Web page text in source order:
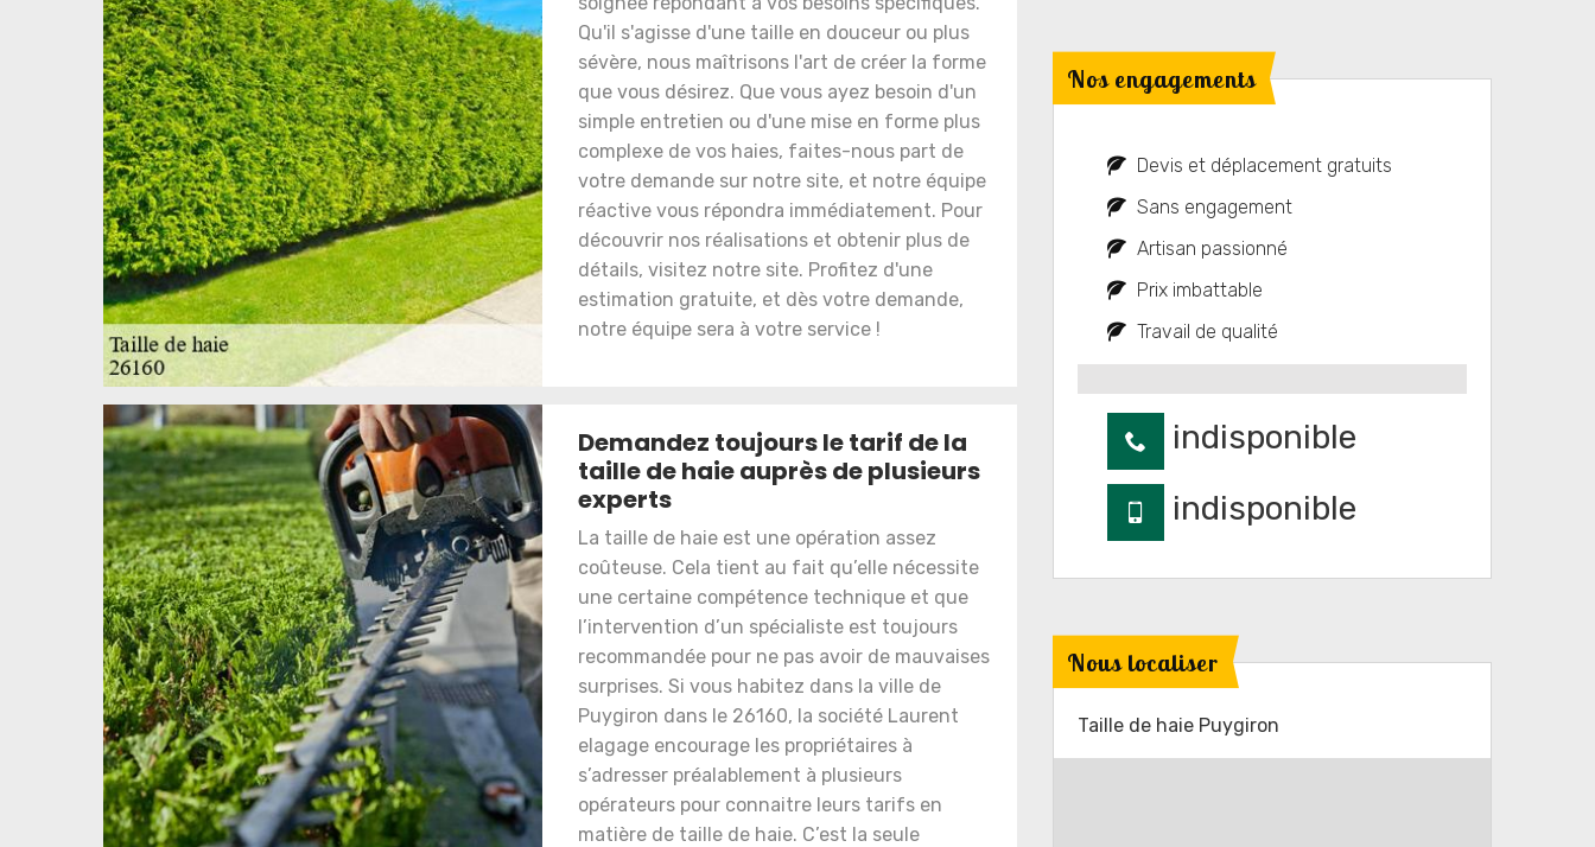
Qu'il s'agisse d'une taille en douceur ou plus
sévère, nous maîtrisons l'art de créer la forme
que vous désirez. Que vous ayez besoin d'un
simple entretien ou d'une mise en forme plus
complexe de vos haies, faites-nous part de
votre demande sur notre site, et notre équipe
réactive vous répondra immédiatement. Pour
découvrir nos réalisations et obtenir plus de
détails, visitez notre site. Profitez d'une
estimation gratuite, et dès votre demande,
notre équipe sera à votre service !
Demandez toujours le tarif de la
taille de haie auprès de plusieurs
experts
La taille de haie est une opération assez
coûteuse. Cela tient au fait qu’elle nécessite
une certaine compétence technique et que
l’intervention d’un spécialiste est toujours
recommandée pour ne pas avoir de mauvaises
surprises. Si vous habitez dans la ville de
Puygiron dans le 26160, la société Laurent
elagage encourage les propriétaires à
s’adresser préalablement à plusieurs
opérateurs pour connaitre leurs tarifs en
matière de taille de haie. C’est la seule
Nos engagements
Devis et déplacement gratuits
Sans engagement
Artisan passionné
Prix imbattable
Travail de qualité
indisponible
indisponible
Nous localiser
Taille de haie Puygiron